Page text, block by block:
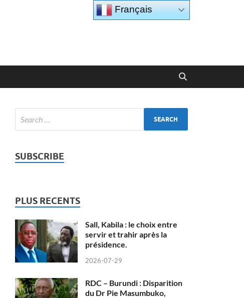
SUBSCRIBE
PLUS RECENTS
Sall, Kabila : le choix entre
servir et trahir après la
présidence.
2026-07-29
RDC – Burundi : Disparition
du Dr Pie Masumbuko,
Français